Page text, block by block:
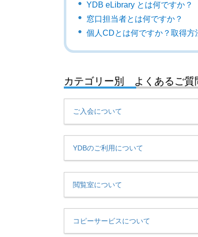
YDB eLibrary とは何ですか？
窓口担当者とは何ですか？
個人CDとは何ですか？取得方
カテゴリー別 よくあるご質
ご入会について
YDBのご利用について
閲覧室について
コピーサービスについて